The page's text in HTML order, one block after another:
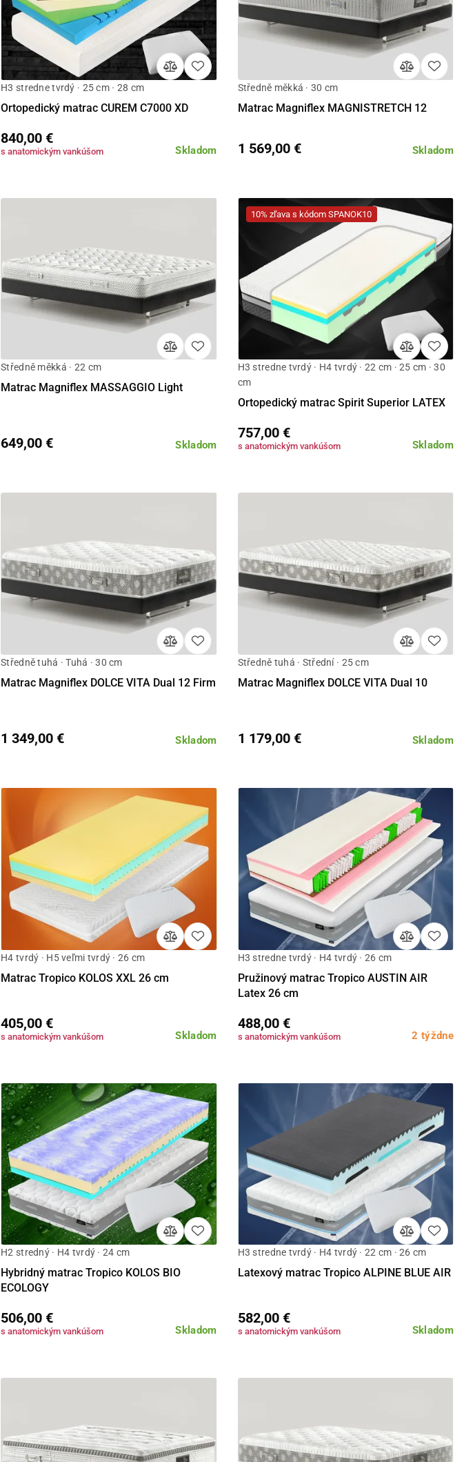
H3 stredne tvrdý · 25 cm · 28 cm
Ortopedický matrac CUREM C7000 XD
Skladom
840,00 €
s anatomickým vankúšom
Středně měkká · 30 cm
Matrac Magniflex MAGNISTRETCH 12
Skladom
1 569,00 €
Středně měkká · 22 cm
Matrac Magniflex MASSAGGIO Light
Skladom
649,00 €
10% zľava s kódom SPANOK10
H3 stredne tvrdý · H4 tvrdý · 22 cm · 25 cm · 30
cm
Ortopedický matrac Spirit Superior LATEX
Skladom
757,00 €
s anatomickým vankúšom
Středně tuhá · Tuhá · 30 cm
Matrac Magniflex DOLCE VITA Dual 12 Firm
Skladom
1 349,00 €
Středně tuhá · Střední · 25 cm
Matrac Magniflex DOLCE VITA Dual 10
Skladom
1 179,00 €
H4 tvrdý · H5 veľmi tvrdý · 26 cm
Matrac Tropico KOLOS XXL 26 cm
Skladom
405,00 €
s anatomickým vankúšom
H3 stredne tvrdý · H4 tvrdý · 26 cm
Pružinový matrac Tropico AUSTIN AIR
Latex 26 cm
2 týždne
488,00 €
s anatomickým vankúšom
H2 stredný · H4 tvrdý · 24 cm
Hybridný matrac Tropico KOLOS BIO
ECOLOGY
Skladom
506,00 €
s anatomickým vankúšom
H3 stredne tvrdý · H4 tvrdý · 22 cm · 26 cm
Latexový matrac Tropico ALPINE BLUE AIR
Skladom
582,00 €
s anatomickým vankúšom